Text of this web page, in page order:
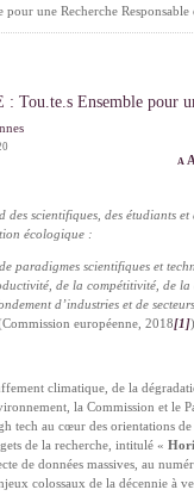
pour une Recherche Responsable
Tou.te.s Ensemble pour
A A
des scientifiques, des étudiants
écologique :
paradigmes scientifiques et
de la compétitivité, de
d’industries et de
européenne, 2018[1])
climatique, de la
la Commission et le
tech au cœur des orientations
de la recherche, intitulé «
de données massives, au
colossaux de la décennie à